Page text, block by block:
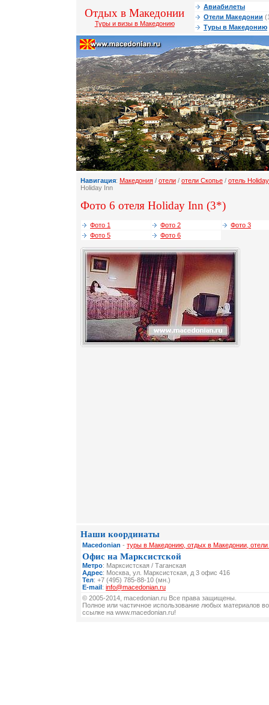
Отдых в Македонии
Туры и визы в Македонию
Авиабилеты
Отели Македонии
Туры в Македонию
Навигация: Македония / отели / отели Скопье / отель
Holiday Inn
Фото 6 отеля Holiday Inn (3*)
Фото 1 Фото 2
Фото 3
Фото 5
Фото 6
Наши координаты
Macedonian - туры в Македонию, отдых в Македонии,
Офис на Марксистской
Метро: Марксистская / Таганская
Адрес: Москва, ул. Марксистская, д 3 офис 416
Тел: +7 (495) 785-88-10 (мн.)
E-mail: info@macedonian.ru
© 2005-2014, macedonian.ru Все права защищены.
Полное или частичное использование любых материалов
ссылке на www.macedonian.ru!